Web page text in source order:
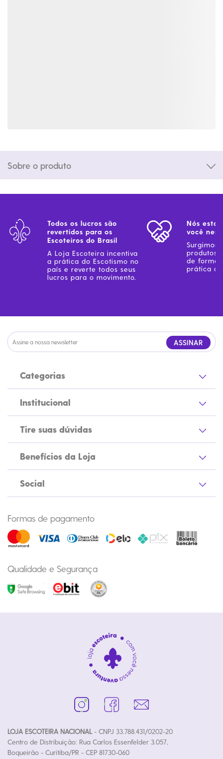
Sobre o produto
Todos os lucros são
revertidos para os
Escoteiros do Brasil
A Loja Escoteira incentiva
a prática do Escotismo no
país e reverte todos seus
lucros para o movimento.
Nós
você
Surgimos
produtos
de forma
prática
ASSINAR
Categorias
Institucional
Tire suas dúvidas
Benefícios da Loja
Social
Formas de pagamento
Qualidade e Segurança
LOJA ESCOTEIRA NACIONAL- CNPJ 33.788.431/0202-20
Centro de Distribuição: Rua Carlos Essenfelder 3.057,
Boqueirão - Curitiba/PR - CEP 81730-060